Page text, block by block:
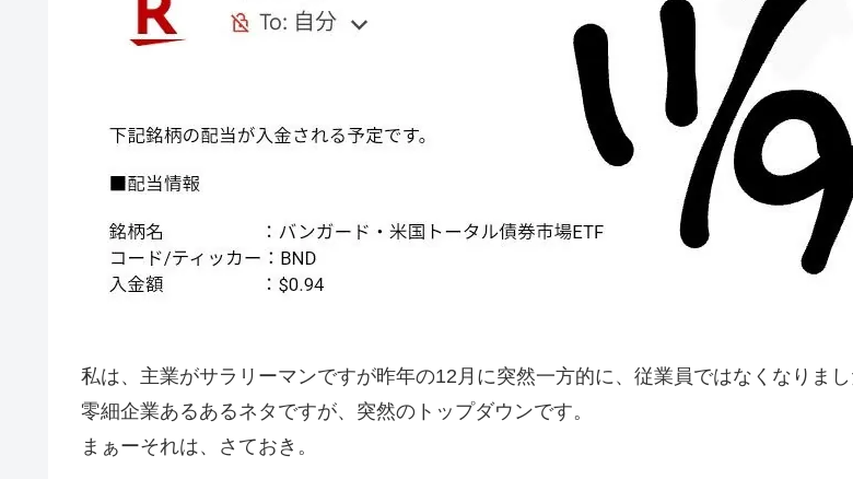
私は、主業がサラリーマンですが昨年の12月に突然一方的に、従業員ではなくなりまし
零細企業あるあるネタですが、突然のトップダウンです。
まぁーそれは、さておき。